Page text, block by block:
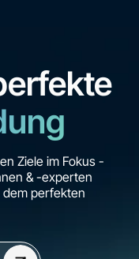
Ziele im Fokus -
& -experten
dem perfekten